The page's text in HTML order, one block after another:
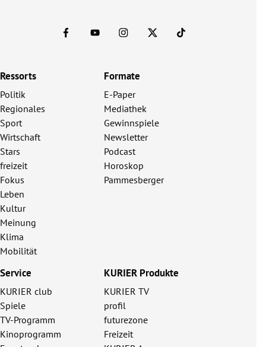
Ressorts
Politik
Regionales
Sport
Wirtschaft
Stars
freizeit
Fokus
Leben
Kultur
Meinung
Klima
Mobilität
Formate
E-Paper
Mediathek
Gewinnspiele
Newsletter
Podcast
Horoskop
Pammesberger
Service
KURIER club
Spiele
TV-Programm
Kinoprogramm
KURIER Produkte
KURIER TV
profil
futurezone
Freizeit